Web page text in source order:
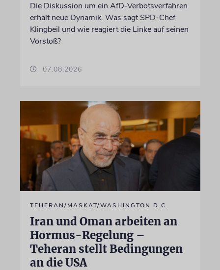
Die Diskussion um ein AfD-Verbotsverfahren
erhält neue Dynamik. Was sagt SPD-Chef
Klingbeil und wie reagiert die Linke auf seinen
Vorstoß?
07.08.2026
TEHERAN/MASKAT/WASHINGTON D.C.
Iran und Oman arbeiten an
Hormus-Regelung –
Teheran stellt Bedingungen
an die USA